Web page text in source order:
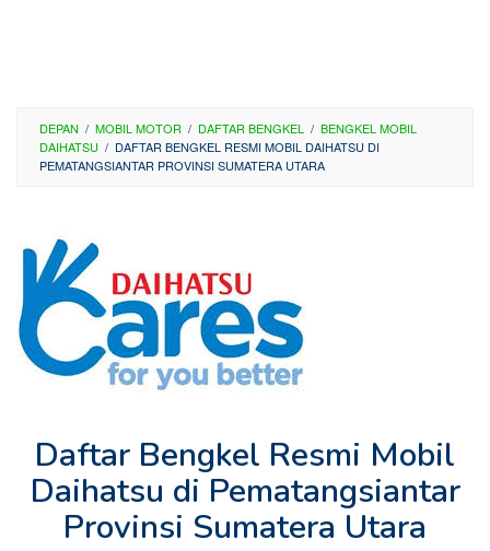
DEPAN / MOBIL MOTOR / DAFTAR BENGKEL / BENGKEL MOBIL
DAIHATSU / DAFTAR BENGKEL RESMI MOBIL DAIHATSU DI
PEMATANGSIANTAR PROVINSI SUMATERA UTARA
Daftar Bengkel Resmi Mobil
Daihatsu di Pematangsiantar
Provinsi Sumatera Utara